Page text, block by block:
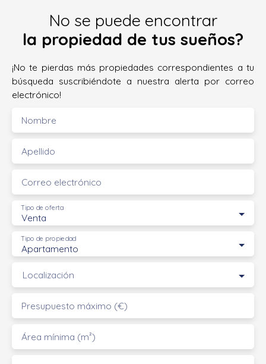
No se puede encontrar
la propiedad de tus sueños?
¡No te pierdas más propiedades correspondientes a tu
búsqueda suscribiéndote a nuestra alerta por correo
electrónico!
Nombre
Apellido
Correo electrónico
Venta
Tipo de oferta
Apartamento
Tipo de propiedad
Localización
Presupuesto máximo (€)
Área mínima (m²)